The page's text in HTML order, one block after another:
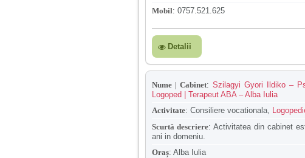
Mobil: 0757.521.625
Detalii
Nume | Cabinet:Szilagyi Gyori Ildiko –
Logoped | Terapeut ABA – Alba Iulia
Activitate: Consiliere vocationala,
Scurtă descriere:Activitatea din cabinet
ani in domeniu.
Oraș: Alba Iulia